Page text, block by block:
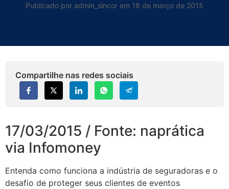
Publicado por admin_sincor em 18 de março de 2015
Compartilhe nas redes sociais
17/03/2015 / Fonte: naprática
via Infomoney
Entenda como funciona a indústria de seguradoras e o
desafio de proteger seus clientes de eventos